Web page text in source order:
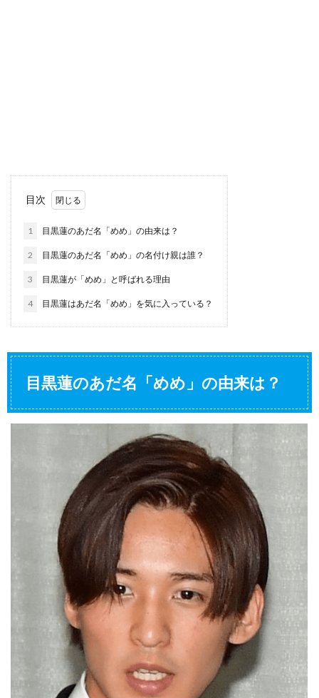
目次
1 目黒蓮のあだ名「めめ」の由来は？
2 目黒蓮のあだ名「めめ」の名付け親は誰？
3 目黒蓮が「めめ」と呼ばれる理由
4 目黒蓮はあだ名「めめ」を気に入っている？
目黒蓮のあだ名「めめ」の由来は？